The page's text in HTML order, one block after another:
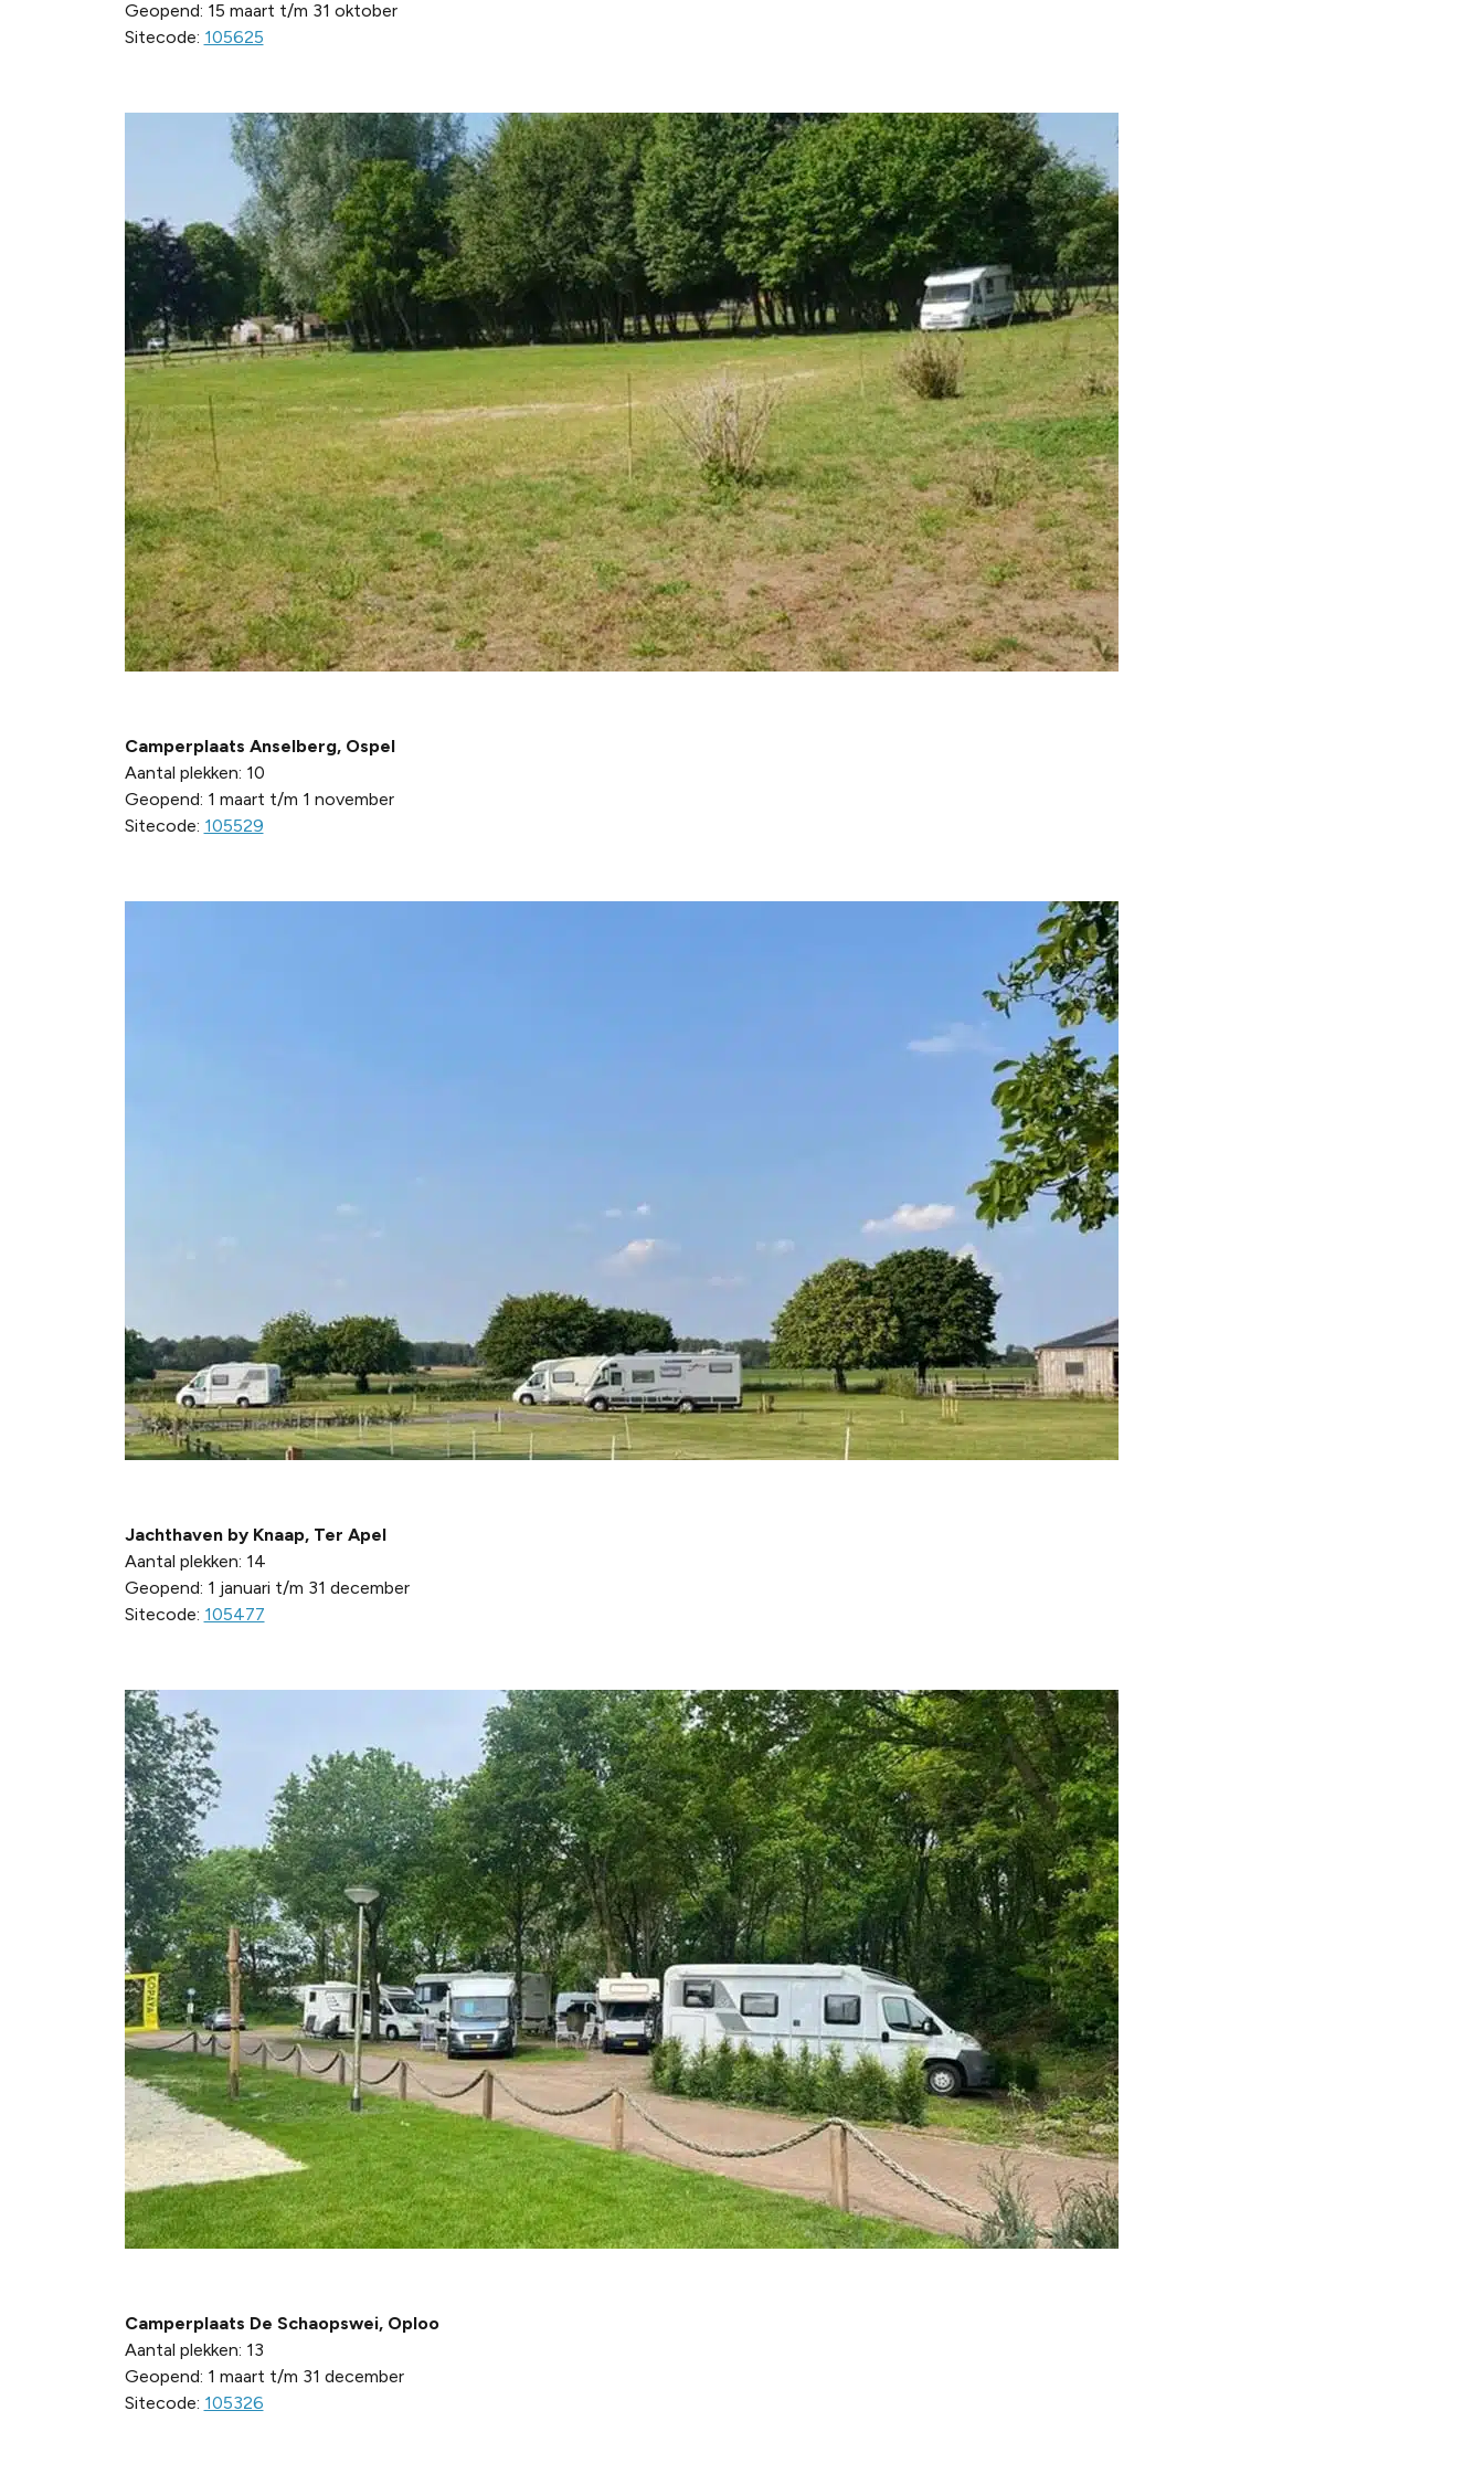
Geopend: 15 maart t/m 31 oktober
Sitecode: 105625
Camperplaats Anselberg, Ospel
Aantal plekken: 10
Geopend: 1 maart t/m 1 november
Sitecode: 105529
Jachthaven by Knaap, Ter Apel
Aantal plekken: 14
Geopend: 1 januari t/m 31 december
Sitecode: 105477
Camperplaats De Schaopswei, Oploo
Aantal plekken: 13
Geopend: 1 maart t/m 31 december
Sitecode: 105326